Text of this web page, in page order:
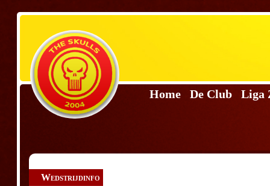
Home De Club Liga
Wedstrijdinfo